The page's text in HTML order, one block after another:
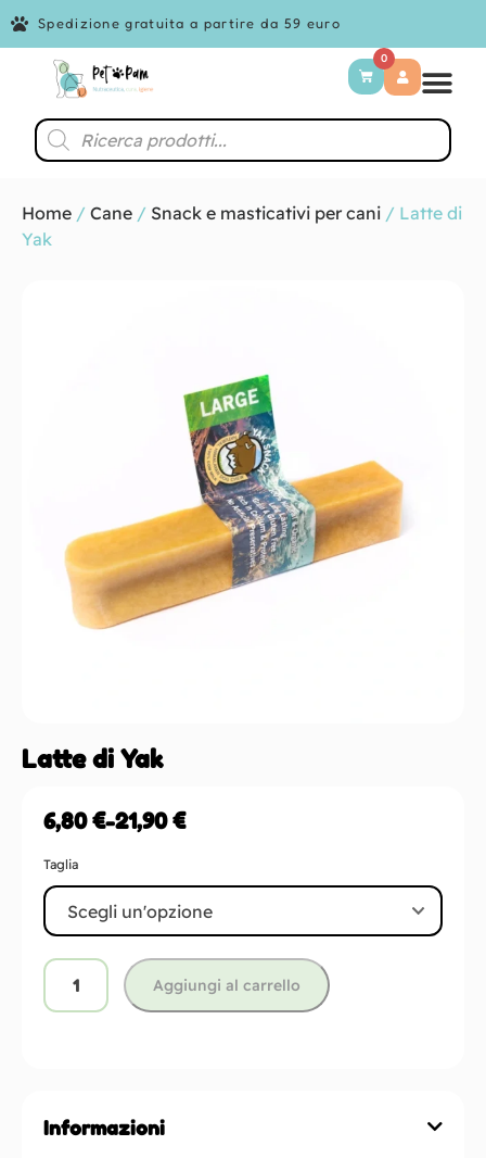
Spedizione gratuita a partire da 59 euro
0
Home / Cane / Snack e masticativi per cani / Latte di
Yak
Latte di Yak
6,80€-21,90€
Taglia
Aggiungi al carrello
Informazioni